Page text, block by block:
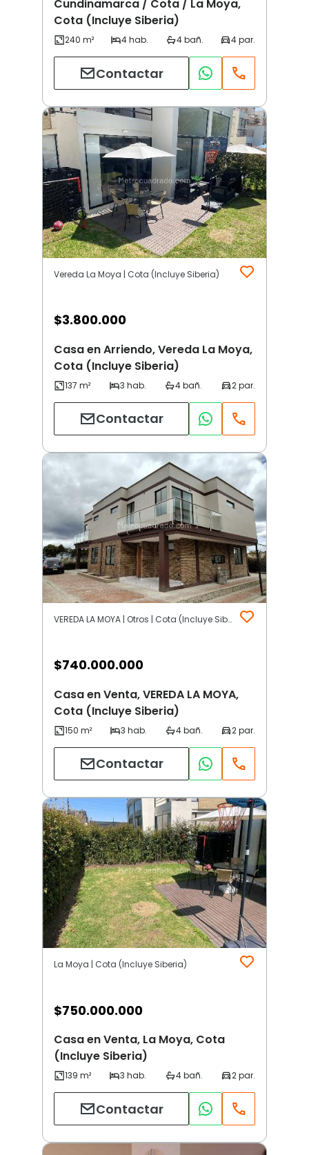
Cundinamarca / Cota / La Moya,
Cota (Incluye Siberia)
Contactar
Vereda La Moya | Cota (Incluye Siberia)
$3.800.000
Casa en Arriendo, Vereda La Moya,
Cota (Incluye Siberia)
Contactar
VEREDA LA MOYA | Otros | Cota (Incluye Siberia)
$740.000.000
Casa en Venta, VEREDA LA MOYA,
Cota (Incluye Siberia)
Contactar
La Moya | Cota (Incluye Siberia)
$750.000.000
Casa en Venta, La Moya, Cota
(Incluye Siberia)
Contactar